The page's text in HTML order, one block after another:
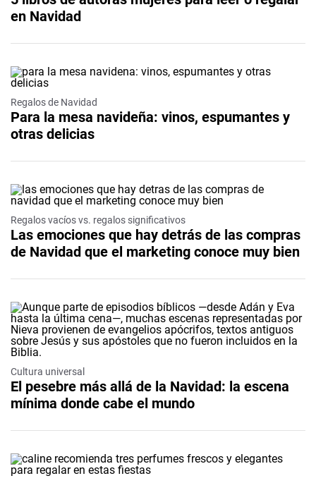
en Navidad
Regalos de Navidad
Para la mesa navideña: vinos, espumantes y
otras delicias
Regalos vacíos vs. regalos significativos
Las emociones que hay detrás de las compras
de Navidad que el marketing conoce muy bien
Cultura universal
El pesebre más allá de la Navidad: la escena
mínima donde cabe el mundo